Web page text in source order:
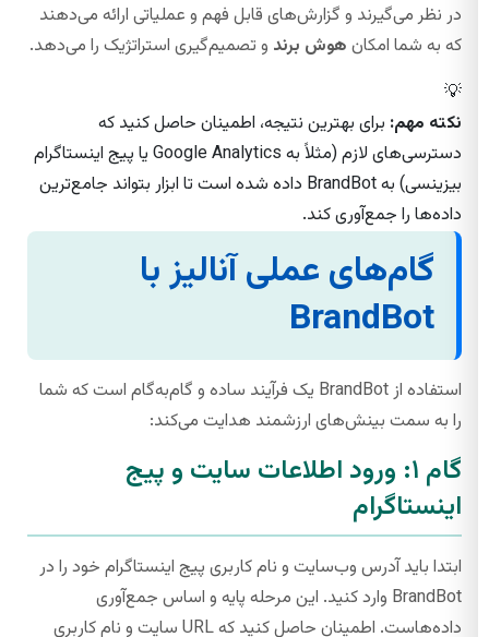
در نظر می‌گیرند و گزارش‌های قابل فهم و عملیاتی ارائه می‌دهند
که به شما امکان هوش برند و تصمیم‌گیری استراتژیک را می‌دهد.
💡
نکته مهم: برای بهترین نتیجه، اطمینان حاصل کنید که
دسترسی‌های لازم (مثلاً به Google Analytics یا پیج اینستاگرام
بیزینسی) به BrandBot داده شده است تا ابزار بتواند جامع‌ترین
داده‌ها را جمع‌آوری کند.
گام‌های عملی آنالیز با
BrandBot
استفاده از BrandBot یک فرآیند ساده و گام‌به‌گام است که شما
را به سمت بینش‌های ارزشمند هدایت می‌کند:
گام ۱: ورود اطلاعات سایت و پیج
اینستاگرام
ابتدا باید آدرس وب‌سایت و نام کاربری پیج اینستاگرام خود را در
BrandBot وارد کنید. این مرحله پایه و اساس جمع‌آوری
داده‌هاست. اطمینان حاصل کنید که URL سایت و نام کاربری